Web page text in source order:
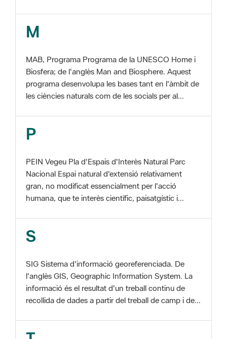
Biosfera; de l'anglès Man and Biosphere. Aquest
les ciències naturals com de les socials per al...
P
Nacional Espai natural d'extensió relativament
humana, que te interès científic, paisatgístic i...
S
l'anglès GIS, Geographic Information System. La
recollida de dades a partir del treball de camp i de...
T